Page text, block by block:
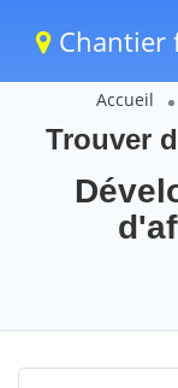
Chantier
Accueil
Trouver